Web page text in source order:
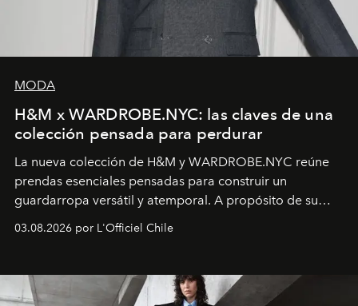
MODA
H&M x WARDROBE.NYC: las claves de una
colección pensada para perdurar
La nueva colección de H&M y WARDROBE.NYC reúne
prendas esenciales pensadas para construir un
guardarropa versátil y atemporal. A propósito de su
lanzamiento, los fundadores de la firma neoyorquina y
la asesora creativa y jefa de diseño global de la marca
y la filosofía detrás de la propuesta.
03.08.2026 por L'Officiel Chile